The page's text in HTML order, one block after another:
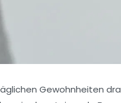
Gewohnheiten